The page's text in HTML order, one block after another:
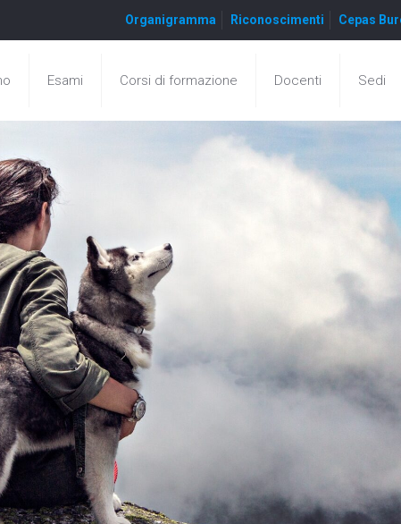
Organigramma Riconoscimenti Cepas
Esami Corsi di formazione Docenti Sedi